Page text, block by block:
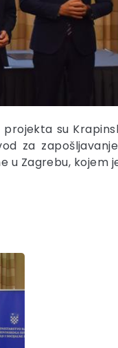
su
za
u Zagrebu,